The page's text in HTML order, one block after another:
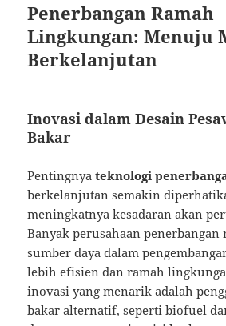
Penerbangan Ramah
Lingkungan: Menuju
Berkelanjutan
Inovasi dalam Desain
Bakar
Pentingnyateknologi
berkelanjutan semakin
meningkatnya kesadaran akan
Banyak perusahaan
sumber daya dalam
lebih efisien dan ramah
inovasi yang menarik adalah
bakar alternatif, seperti biofuel